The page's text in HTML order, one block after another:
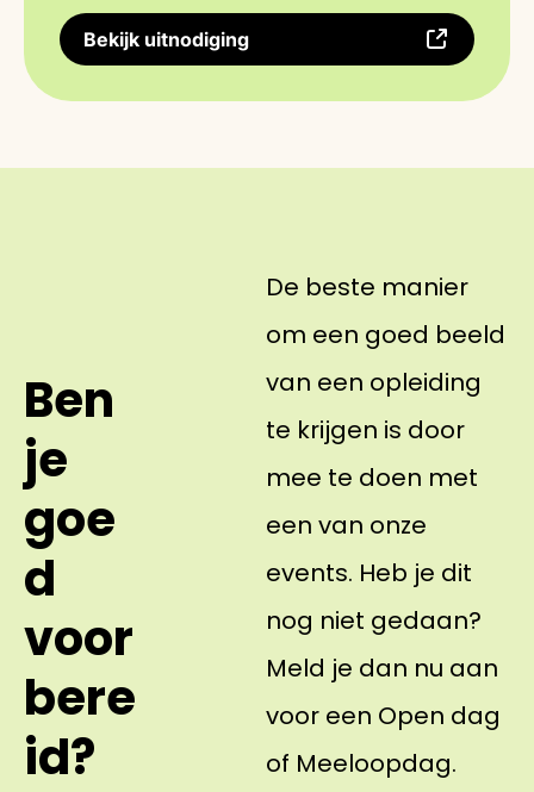
Bekijk uitnodiging
Ben
je
goe
d
voor
bere
id?
De beste manier
om een goed beeld
van een opleiding
te krijgen is door
mee te doen met
een van onze
events. Heb je dit
nog niet gedaan?
Meld je dan nu aan
voor een Open dag
of Meeloopdag.